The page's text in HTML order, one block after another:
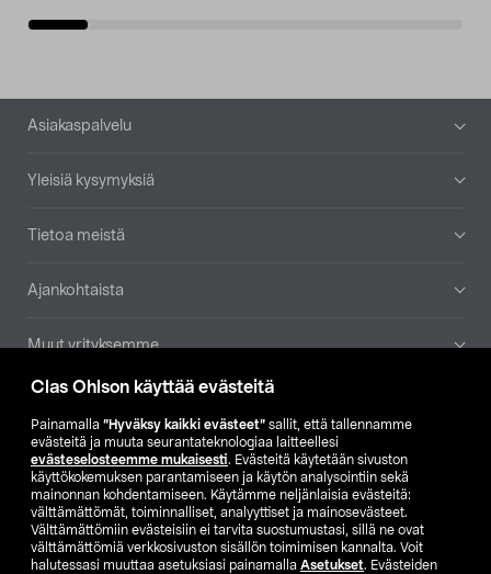
Clas Ohlson käyttää evästeitä
Painamalla ”Hyväksy kaikki evästeet” sallit, että tallennamme
evästeitä ja muuta seurantateknologiaa laitteellesi
evästeselosteemme mukaisesti. Evästeitä käytetään sivuston
käyttökokemuksen parantamiseen ja käytön analysointiin sekä
mainonnan kohdentamiseen. Käytämme neljänlaisia evästeitä:
välttämättömät, toiminnalliset, analyyttiset ja mainosevästeet.
Välttämättömiin evästeisiin ei tarvita suostumustasi, sillä ne ovat
välttämättömiä verkkosivuston sisällön toimimisen kannalta. Voit
halutessasi muuttaa asetuksiasi painamalla Asetukset. Evästeiden
Alatunniste
Asiakaspalvelu
Yleisiä kysymyksiä
Tietoa meistä
Ajankohtaista
Muut yrityksemme
Etsi myymälä
SE NO FI
FI SV